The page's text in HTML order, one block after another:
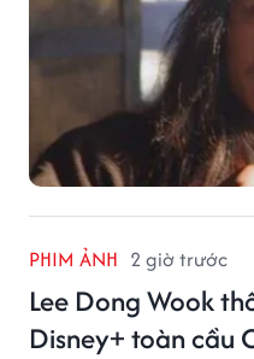
PHIM ẢNH 2 giờ trước
Lee Dong Wook
Disney+ toàn cầu